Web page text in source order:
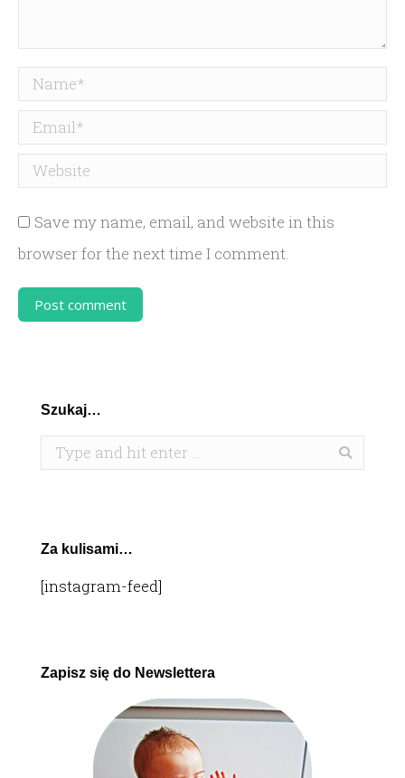
Name *
Email *
Website
Save my name, email, and website in this
browser for the next time I comment.
Post comment
Szukaj…
Search:
Za kulisami…
[instagram-feed]
Zapisz się do Newslettera